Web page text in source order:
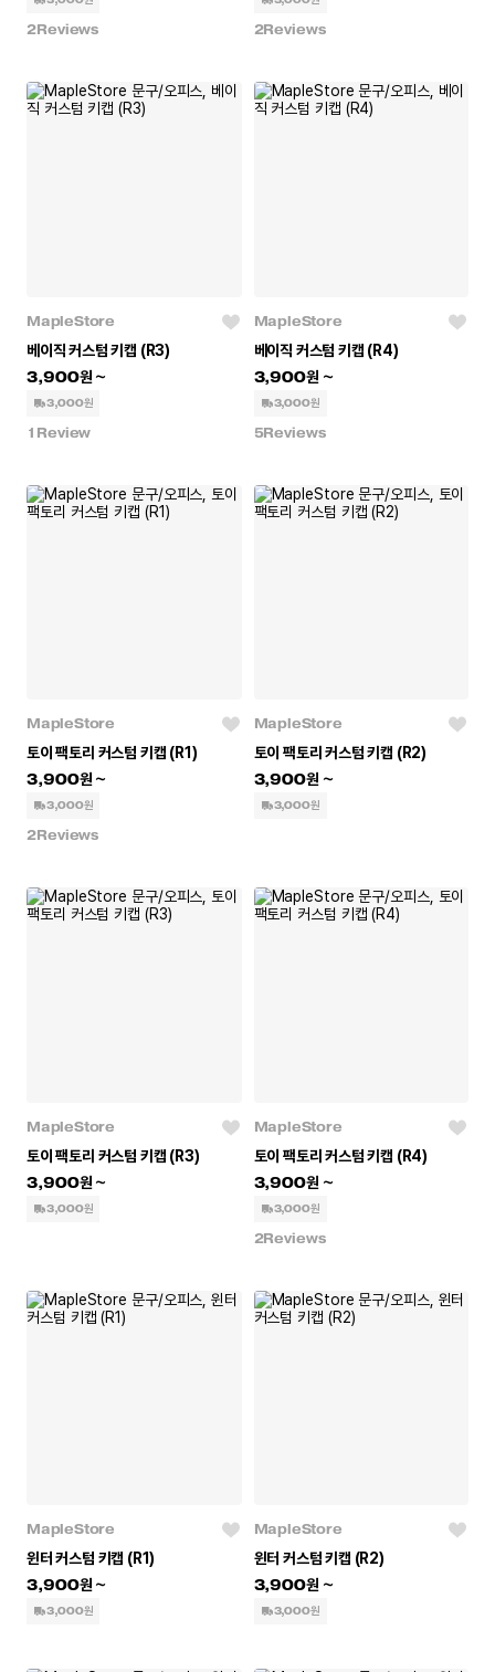
Reviews
2 Reviews
2
MapleStore
베이직 커스텀 키캡 (R3)
3,900
3,000원
Review
1
MapleStore
베이직 커스텀 키캡 (R4)
3,900
3,000원
Reviews
5
MapleStore
토이 팩토리 커스텀 키캡 (R1)
3,900
3,000원
Reviews
2
MapleStore
토이 팩토리 커스텀 키캡 (R2)
3,900
3,000원
MapleStore
토이 팩토리 커스텀 키캡 (R3)
3,900
3,000원
MapleStore
토이 팩토리 커스텀 키캡 (R4)
3,900
3,000원
Reviews
2
MapleStore
윈터 커스텀 키캡 (R1)
3,900
3,000원
MapleStore
윈터 커스텀 키캡 (R2)
3,900
3,000원